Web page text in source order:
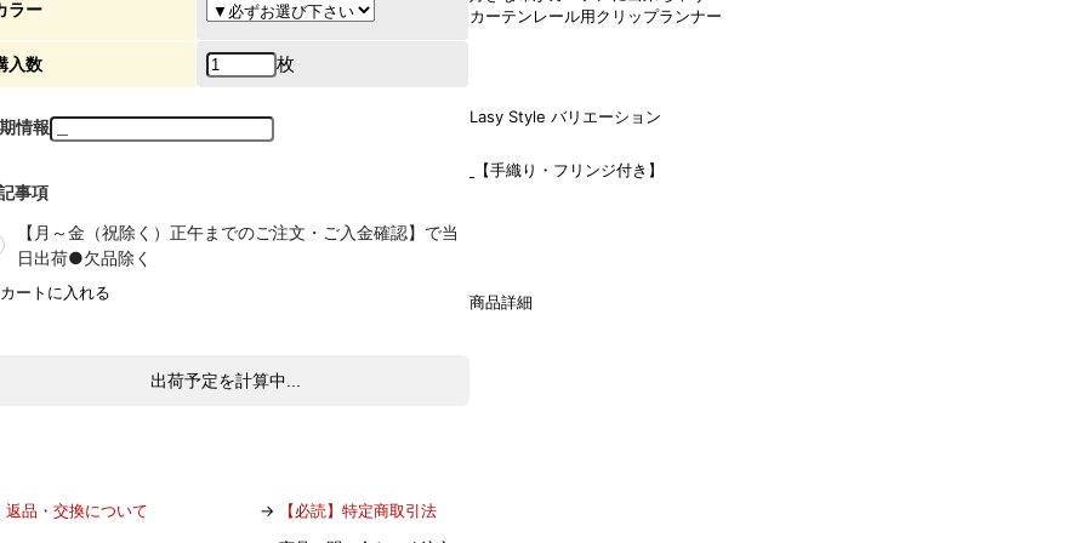
ラー
入数 枚
情報
事項
【月～金（祝除く）正午までのご注文・ご入金確認】で当
日出荷●欠品除く
出荷予定を計算中...
返品・交換について →
【必読】特定商取引法
カーテンレール用クリップランナー
Lasy Style バリエーション
【手織り・フリンジ付き】
商品詳細